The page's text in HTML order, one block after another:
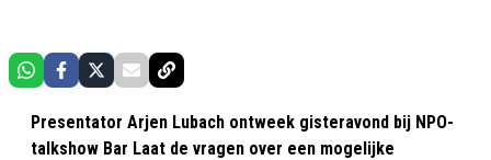
Presentator Arjen Lubach ontweek gisteravond bij NPO-
talkshow Bar Laat de vragen over een mogelijke